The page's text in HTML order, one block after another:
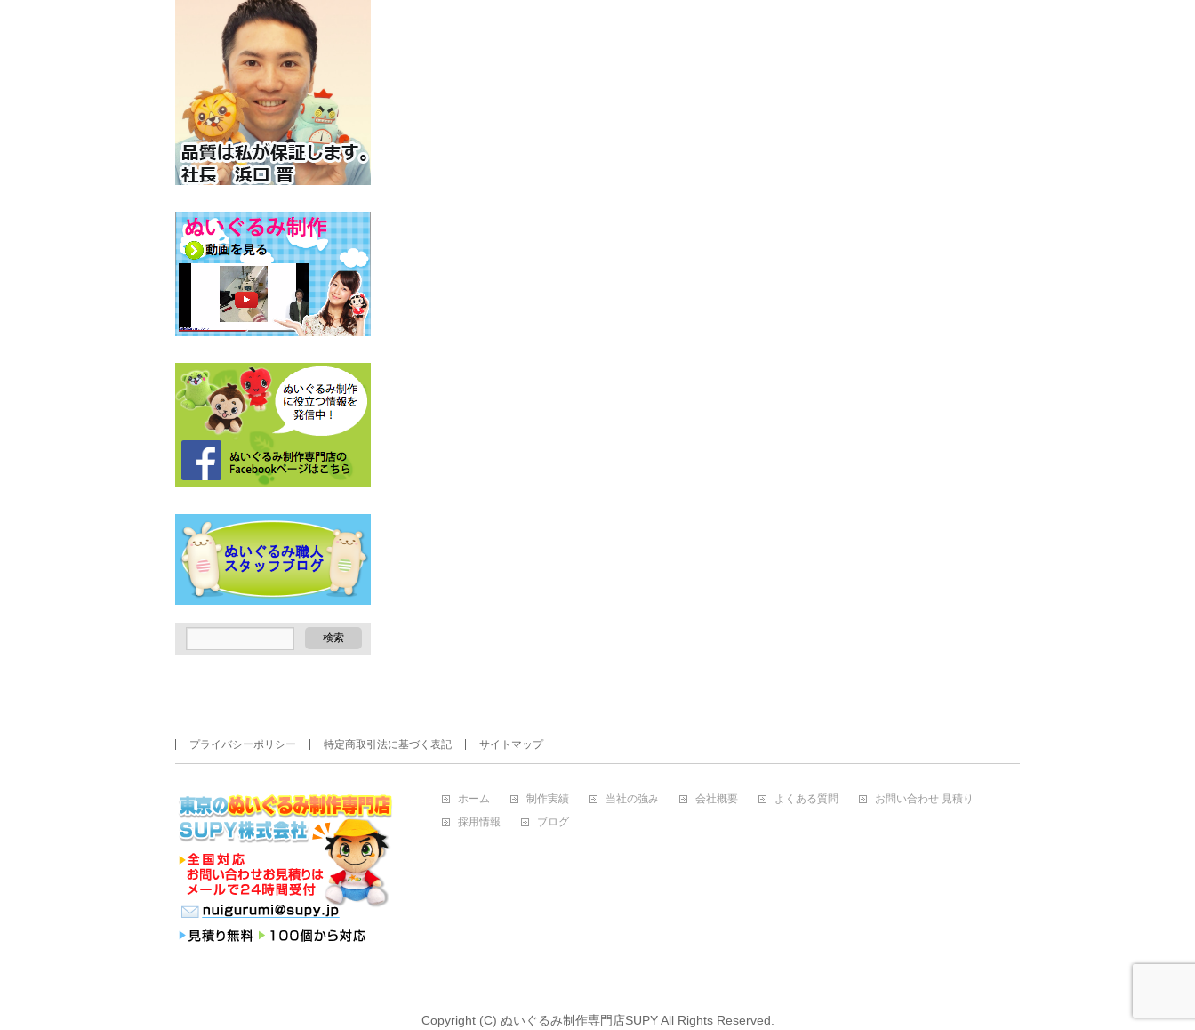
プライバシーポリシー 特定商取引法に基づく表記 サイトマップ
ホーム 制作実績 当社の強み 会社概要 よくある質問
お問い合わせ 見積り
採用情報
ブログ
Copyright (C) ぬいぐるみ制作専門店SUPYAll Rights Reserved.